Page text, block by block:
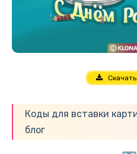
Коды для вставки
блог